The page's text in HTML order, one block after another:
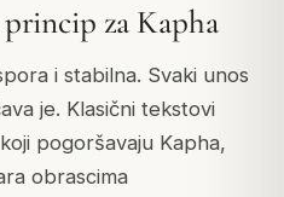
princip za Kapha
i stabilna. Svaki unos
je. Klasični tekstovi
pogoršavaju Kapha,
obrascima